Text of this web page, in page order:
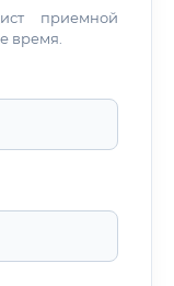
приемной
время.